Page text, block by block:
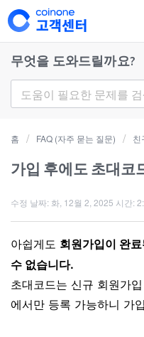
무엇을 도와드릴까요?
홈 FAQ (자주 묻는 질문) 친
가입 후에도 초대코
수정 날짜: 화, 12월 2, 2025 시간:
아쉽게도 회원가입이 완
수 없습니다.
초대코드는 신규 회원가
에서만 등록 가능하니 가